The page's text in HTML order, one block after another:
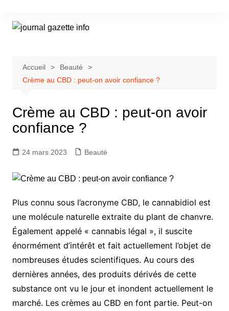
contenu
Accueil
Beauté
Crème au CBD : peut-on avoir confiance ?
Crème au CBD : peut-on avoir
confiance ?
24 mars 2023 Beauté
Plus connu sous l’acronyme CBD, le cannabidiol est
une molécule naturelle extraite du plant de chanvre.
Également appelé « cannabis légal », il suscite
énormément d’intérêt et fait actuellement l’objet de
nombreuses études scientifiques. Au cours des
dernières années, des produits dérivés de cette
substance ont vu le jour et inondent actuellement le
marché. Les crèmes au CBD en font partie. Peut-on